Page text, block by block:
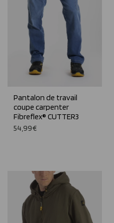
Pantalon de travail
coupe carpenter
Fibreflex® CUTTER3
54,99€